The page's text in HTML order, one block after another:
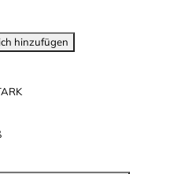
hinzufügen